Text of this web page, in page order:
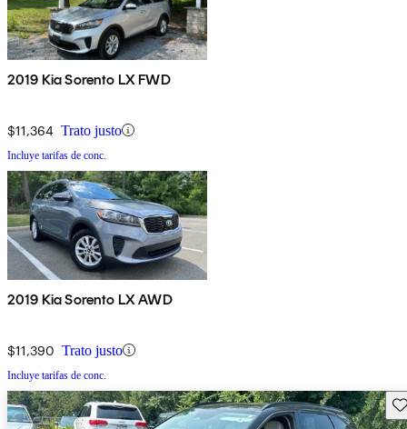
2019 Kia Sorento LX FWD
$11,364 Trato justo
Incluye tarifas de conc.
2019 Kia Sorento LX AWD
$11,390 Trato justo
Incluye tarifas de conc.